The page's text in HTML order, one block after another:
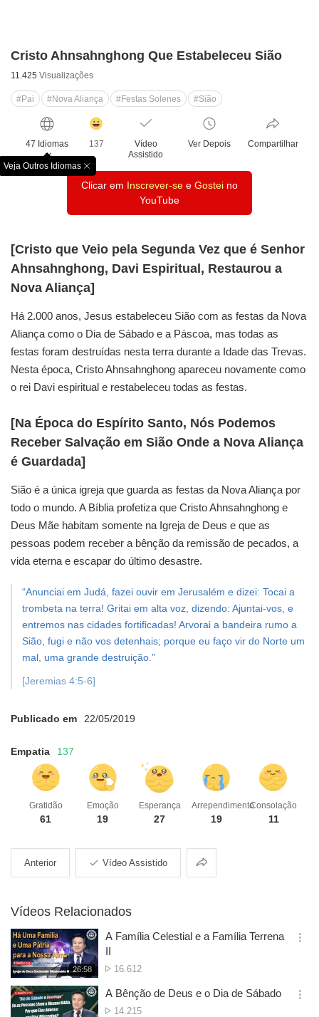
Cristo Ahnsahnghong Que Estabeleceu Sião
11.425 Visualizações
#Pai #Nova Aliança #Festas Solenes #Sião
47 Idiomas
Veja Outros Idiomas
창
닫
수
137
Vídeo
Assistido
Ver Depois Compartilhar
Clicar em Inscrever-se e Gostei no
YouTube
[Cristo que Veio pela Segunda Vez que é Senhor
Ahnsahnghong, Davi Espiritual, Restaurou a
Nova Aliança]
Há 2.000 anos, Jesus estabeleceu Sião com as festas da Nova
Aliança como o Dia de Sábado e a Páscoa, mas todas as
festas foram destruídas nesta terra durante a Idade das Trevas.
Nesta época, Cristo Ahnsahnghong apareceu novamente como
o rei Davi espiritual e restabeleceu todas as festas.
[Na Época do Espírito Santo, Nós Podemos
Receber Salvação em Sião Onde a Nova Aliança
é Guardada]
Sião é a única igreja que guarda as festas da Nova Aliança por
todo o mundo. A Bíblia profetiza que Cristo Ahnsahnghong e
Deus Mãe habitam somente na Igreja de Deus e que as
pessoas podem receber a bênção da remissão de pecados, a
vida eterna e escapar do último desastre.
“Anunciai em Judá, fazei ouvir em Jerusalém e dizei: Tocai a
trombeta na terra! Gritai em alta voz, dizendo: Ajuntai-vos, e
entremos nas cidades fortificadas! Arvorai a bandeira rumo a
Sião, fugi e não vos detenhais; porque eu faço vir do Norte um
mal, uma grande destruição.”
[Jeremias 4:5-6]
Publicado em 22/05/2019
Empatia 137
Gratidão
61
Emoção
19
Esperança
27
Arrependimento
19
Consolação
11
Anterior Vídeo Assistido Compartilhar
Vídeos Relacionados
재
생
시
간
26:58
A Família Celestial e a Família Terrena
II
Nº
Visualizações
16.612
옵
기
A Bênção de Deus e o Dia de Sábado
Nº
14.215
옵